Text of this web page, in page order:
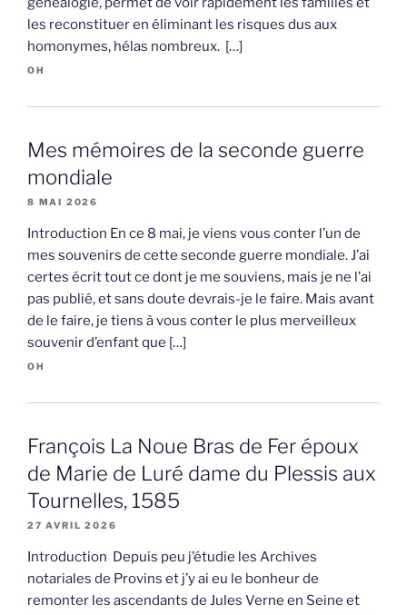
les reconstituer en éliminant les risques dus aux
homonymes, hélas nombreux. […]
OH
Mes mémoires de la seconde guerre
mondiale
8 MAI 2026
Introduction En ce 8 mai, je viens vous conter l’un de
mes souvenirs de cette seconde guerre mondiale. J’ai
certes écrit tout ce dont je me souviens, mais je ne l’ai
pas publié, et sans doute devrais-je le faire. Mais avant
de le faire, je tiens à vous conter le plus merveilleux
souvenir d’enfant que […]
OH
François La Noue Bras de Fer époux
de Marie de Luré dame du Plessis aux
Tournelles, 1585
27 AVRIL 2026
Introduction Depuis peu j’étudie les Archives
notariales de Provins et j’y ai eu le bonheur de
remonter les ascendants de Jules Verne en Seine et